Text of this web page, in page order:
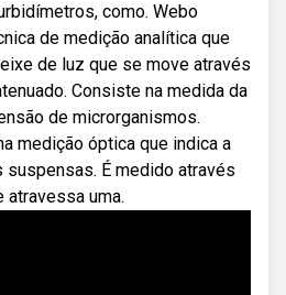
como. Webo
de medição analítica que
de luz que se move através
Consiste na medida da
de microrganismos.
medição óptica que indica a
É medido através
uma.